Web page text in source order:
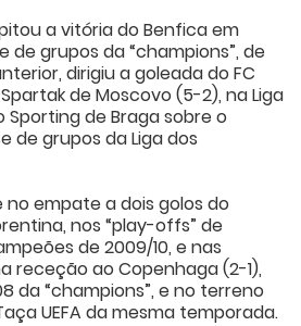
a vitória do Benfica em
de grupos da “champions”, de
dirigiu a goleada do FC
de Moscovo (5-2), na Liga
Sporting de Braga sobre o
de grupos da Liga dos
no empate a dois golos do
nos “play-offs” de
de 2009/10, e nas
receção ao Copenhaga (2-1),
da “champions”, e no terreno
UEFA da mesma temporada.